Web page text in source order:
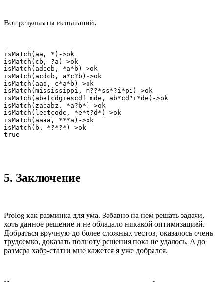
Вот результаты испытаний:
isMatch(aa, *)->ok
isMatch(cb, ?a)->ok
isMatch(adceb, *a*b)->ok
isMatch(acdcb, a*c?b)->ok
isMatch(aab, c*a*b)->ok
isMatch(mississippi, m??*ss*?i*pi)->ok
isMatch(abefcdgiescdfimde, ab*cd?i*de)->ok
isMatch(zacabz, *a?b*)->ok
isMatch(leetcode, *e*t?d*)->ok
isMatch(aaaa, ***a)->ok
isMatch(b, *?*?*)->ok
true
5. Заключение
Prolog как разминка для ума. Забавно на нем решать задачи,
хоть данное решение и не обладало никакой оптимизацией.
Добраться вручную до более сложных тестов, оказалось очень
трудоемко, доказать полноту решения пока не удалось. А до
размера хабр-статьи мне кажется я уже добрался.